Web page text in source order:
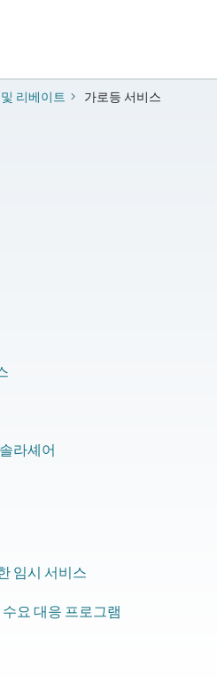
리베이트 ​가로등 서비스
라셰어
임시 서비스
요 대응 프로그램